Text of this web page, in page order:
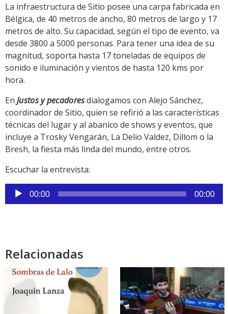
La infraestructura de Sitio posee una carpa fabricada en
Bélgica, de 40 metros de ancho, 80 metros de largo y 17
metros de alto. Su capacidad, según el tipo de evento, va
desde 3800 a 5000 personas. Para tener una idea de su
magnitud, soporta hasta 17 toneladas de equipos de
sonido e iluminación y vientos de hasta 120 kms por
hora.
En Justos y pecadoresdialogamos con Alejo Sánchez,
coordinador de Sitio, quien se refirió a las características
técnicas del lugar y al abanico de shows y eventos, que
incluye a Trosky Vengarán, La Delio Valdez, Dillom o la
Bresh, la fiesta más linda del mundo, entre otros.
Escuchar la entrevista:
Reproductor
de
00:00 00:00
Relacionadas